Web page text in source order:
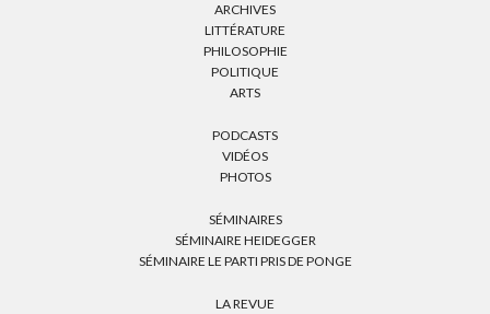
ARCHIVES
LITTÉRATURE
PHILOSOPHIE
POLITIQUE
ARTS
PODCASTS
VIDÉOS
PHOTOS
SÉMINAIRES
SÉMINAIRE HEIDEGGER
SÉMINAIRE LE PARTI PRIS DE PONGE
LA REVUE